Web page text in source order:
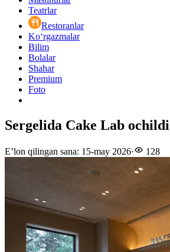
Teatrlar
Restoranlar
Ko‘rgazmalar
Bilim
Bolalar
Shahar
Premium
Foto
Sergelida Cake Lab ochildi
E’lon qilingan sana: 15-may 2026· 128